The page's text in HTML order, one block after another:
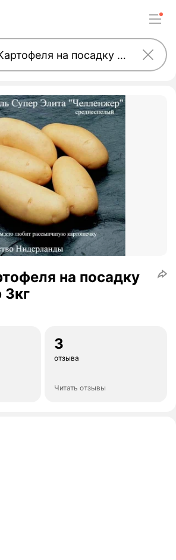
на посадку
3
отзыва
Читать отзывы